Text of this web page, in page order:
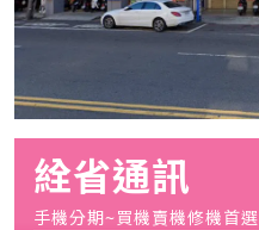
絟省通訊
手機分期~買機賣機修機首選